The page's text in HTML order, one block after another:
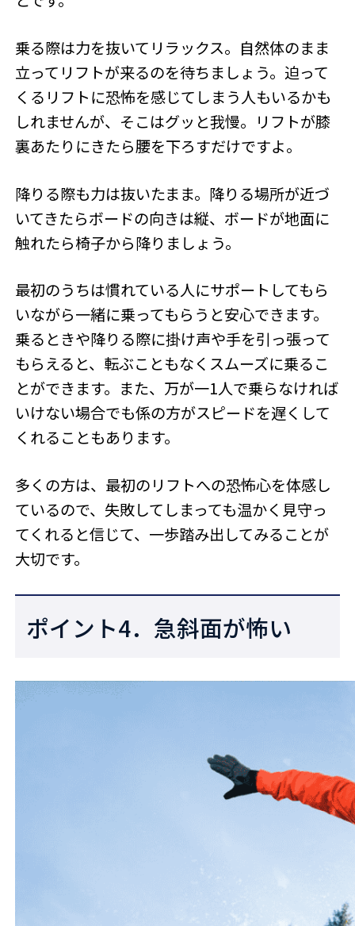
乗る際は力を抜いてリラックス。自然体のまま
立ってリフトが来るのを待ちましょう。迫って
くるリフトに恐怖を感じてしまう人もいるかも
しれませんが、そこはグッと我慢。リフトが膝
裏あたりにきたら腰を下ろすだけですよ。
降りる際も力は抜いたまま。降りる場所が近づ
いてきたらボードの向きは縦、ボードが地面に
触れたら椅子から降りましょう。
最初のうちは慣れている人にサポートしてもら
いながら一緒に乗ってもらうと安心できます。
乗るときや降りる際に掛け声や手を引っ張って
もらえると、転ぶこともなくスムーズに乗るこ
とができます。また、万が一1人で乗らなければ
いけない場合でも係の方がスピードを遅くして
くれることもあります。
多くの方は、最初のリフトへの恐怖心を体感し
ているので、失敗してしまっても温かく見守っ
てくれると信じて、一歩踏み出してみることが
大切です。
ポイント4．急斜面が怖い